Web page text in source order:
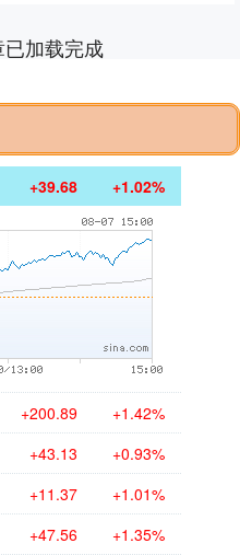
加载完成
+39.68 +1.02%
+200.89 +1.42%
+43.13 +0.93%
+11.37 +1.01%
+47.56 +1.35%